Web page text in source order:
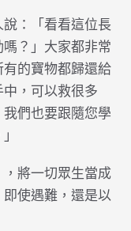
：「看看這位長
？」大家都非常
的寶物都歸還給
，可以救很多
們也要跟隨您學
將一切眾生當成
使遇難，還是以